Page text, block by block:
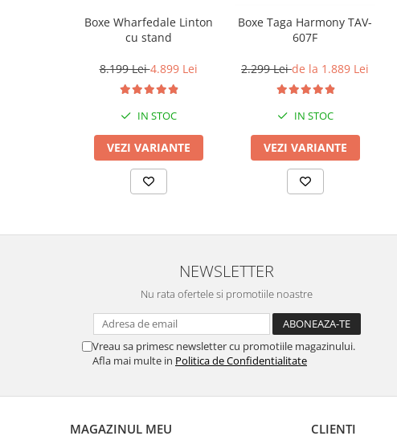
Boxe Wharfedale Linton
cu stand
8.199 Lei4.899 Lei
IN STOC
VEZI VARIANTE
Boxe Taga Harmony TAV-
607F
2.299 Leide la 1.889 Lei
IN STOC
VEZI VARIANTE
NEWSLETTER
Nu rata ofertele si promotiile noastre
Vreau sa primesc newsletter cu promotiile magazinului.
Afla mai multe in Politica de Confidentialitate
MAGAZINUL MEU CLIENTI